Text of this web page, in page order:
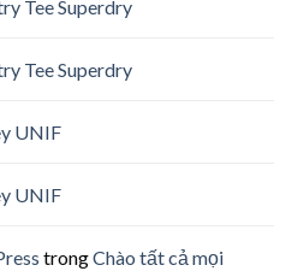
Tee Superdry
Tee Superdry
UNIF
UNIF
trongChào tất cả mọi